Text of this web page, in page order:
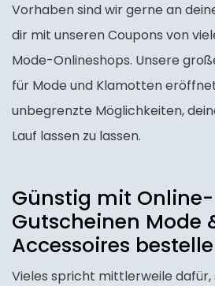
Vorhaben sind wir gerne an
dir mit unseren Coupons von
Mode-Onlineshops. Unsere
für Mode und Klamotten
unbegrenzte Möglichkeiten,
Lauf lassen zu lassen.
Günstig mit Online-
Gutscheinen Mode
Accessoires
Vieles spricht mittlerweile dafür,